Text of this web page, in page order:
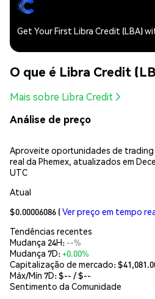
Get Your First Libra Credit (LBA)
O que é Libra Credit
Mais sobre Libra Credit
Análise de preço
Aproveite oportunidades de
real da Phemex, atualizados em
UTC
Atual
$0.00006086 (Ver preço em tempo
Tendências recentes
Mudança 24H: --%
Mudança 7D:+0.00%
Capitalização de mercado:
Máx/Mín 7D: $-- / $--
Sentimento da Comunidade